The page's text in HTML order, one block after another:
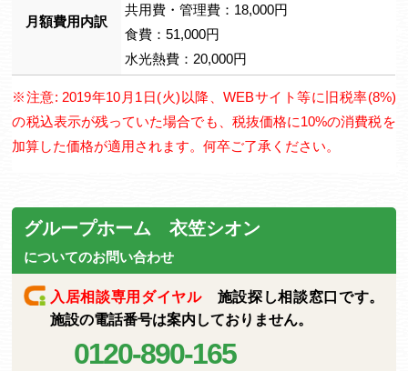
月額費用内訳
共用費・管理費：18,000円
食費：51,000円
水光熱費：20,000円
※注意: 2019年10月1日(火)以降、WEBサイト等に旧税率(8%)
の税込表示が残っていた場合でも、税抜価格に10%の消費税を
加算した価格が適用されます。何卒ご了承ください。
グループホーム 衣笠シオン
についてのお問い合わせ
入居相談専用ダイヤル施設探し相談窓口です。
施設の電話番号は案内しておりません。
0120-890-165